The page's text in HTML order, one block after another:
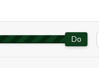
Do